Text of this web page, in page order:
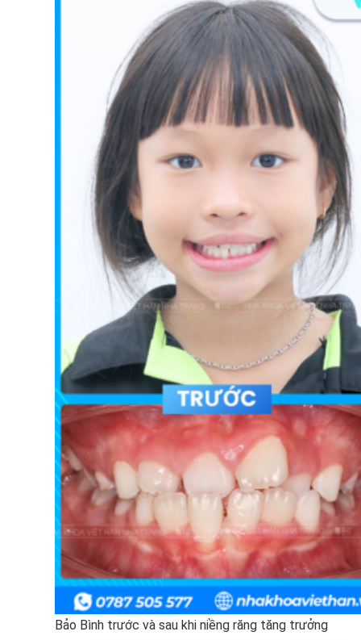
Bảo Bình trước và sau khi niềng răng tăng trưởng